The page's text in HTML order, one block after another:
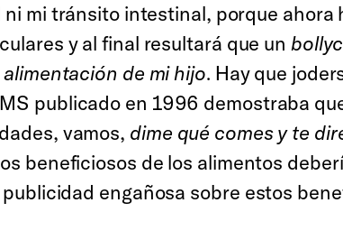
mi tránsito intestinal, porque
y al final resultará que un
de mi hijo. Hay que
publicado en 1996 demostraba
vamos, dime qué comes y te
beneficiosos de los alimentos
engañosa sobre estos